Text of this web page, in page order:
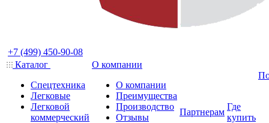
+7 (499) 450-90-08
Каталог
Спецтехника
Легковые
Легковой
коммерческий
О компании
О компании
Преимущества
Производство
Отзывы
Партнерам
Где
купить